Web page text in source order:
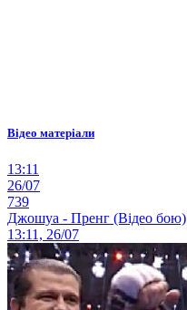
Відео матеріали
13:11
26/07
739
Джошуа - Пренг (Відео бою)
13:11, 26/07